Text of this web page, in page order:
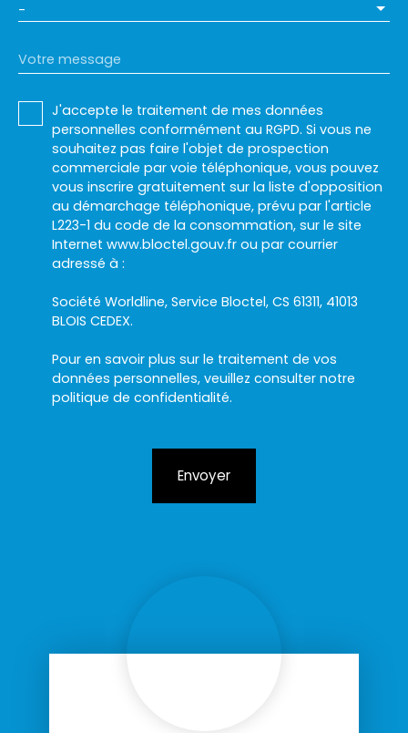
-
Votre message
J'accepte le traitement de mes données
personnelles conformément au RGPD. Si vous ne
souhaitez pas faire l'objet de prospection
commerciale par voie téléphonique, vous pouvez
vous inscrire gratuitement sur la liste d'opposition
au démarchage téléphonique, prévu par l'article
L223-1 du code de la consommation, sur le site
Internet www.bloctel.gouv.fr ou par courrier
adressé à :
Société Worldline, Service Bloctel, CS 61311, 41013
BLOIS CEDEX.
Pour en savoir plus sur le traitement de vos
données personnelles, veuillez consulter notre
politique de confidentialité.
Envoyer